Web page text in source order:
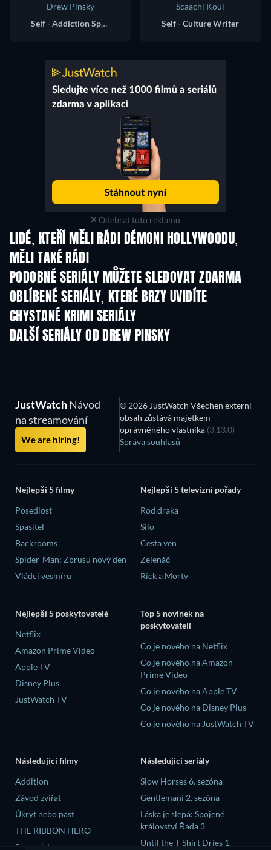
Drew Pinsky
Self - Addiction Specialist
Scaachi Koul
Self - Culture Writer
Odebrat tuto reklamu
LIDÉ, KTEŘÍ MĚLI RÁDI DÉMONI HOLLYWOODU,
MĚLI TAKÉ RÁDI
PODOBNÉ SERIÁLY MŮŽETE SLEDOVAT ZDARMA
TV TV
OBLÍBENÉ SERIÁLY, KTERÉ BRZY UVIDÍTE
TV TV
CHYSTANÉ KRIMI SERIÁLY
Řada 6
DALŠÍ SERIÁLY OD DREW PINSKY
JustWatchNávod
na streamování
We are hiring!
© 2026 JustWatch Všechen externí
obsah zůstává majetkem
oprávněného vlastníka (3.13.0)
Správa souhlasů
Nejlepší 5 filmy
Posedlost
Spasitel
Backrooms
Spider-Man: Zbrusu nový den
Vládci vesmíru
Nejlepší 5 televizní pořady
Rod draka
Silo
Cesta ven
Zelenáč
Rick a Morty
Nejlepší 5 poskytovatelé
Netflix
Amazon Prime Video
Apple TV
Disney Plus
JustWatch TV
Top 5 novinek na
poskytovateli
Co je nového na Netflix
Co je nového na Amazon
Prime Video
Co je nového na Apple TV
Co je nového na Disney Plus
Co je nového na JustWatch TV
Následující filmy
Addition
Závod zvířat
Úkryt nebo past
THE RIBBON HERO
Supergirl
Následující seriály
Slow Horses 6. sezóna
Gentlemani 2. sezóna
Láska je slepá: Spojené
království Řada 3
Until the T-Shirt Dries 1.